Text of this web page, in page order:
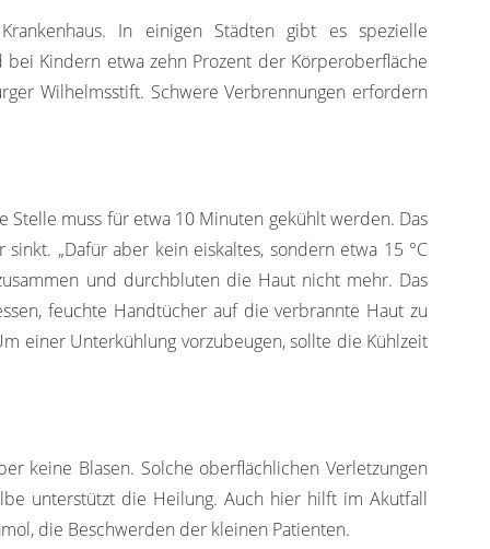
In einigen Städten gibt es spezielle
Kindern etwa zehn Prozent der Körperoberfläche
Wilhelmsstift. Schwere Verbrennungen erfordern
muss für etwa 10 Minuten gekühlt werden. Das
„Dafür aber kein eiskaltes, sondern etwa 15 °C
und durchbluten die Haut nicht mehr. Das
feuchte Handtücher auf die verbrannte Haut zu
einer Unterkühlung vorzubeugen, sollte die Kühlzeit
keine Blasen. Solche oberflächlichen Verletzungen
unterstützt die Heilung. Auch hier hilft im Akutfall
die Beschwerden der kleinen Patienten.